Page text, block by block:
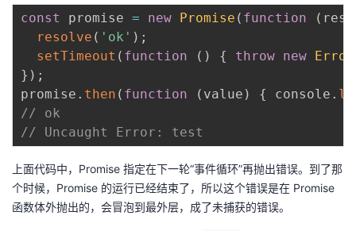
const promise = new Promise ( function (
resolve ( 'ok' ) ;
setTimeout ( function ( ) { throw new Error
} ) ;
promise . then ( function ( value ) { console .
// ok
// Uncaught Error: test
上面代码中，Promise 指定在下一轮“事件循环”再抛出错误。到了那
个时候，Promise 的运行已经结束了，所以这个错误是在 Promise
函数体外抛出的，会冒泡到最外层，成了未捕获的错误。